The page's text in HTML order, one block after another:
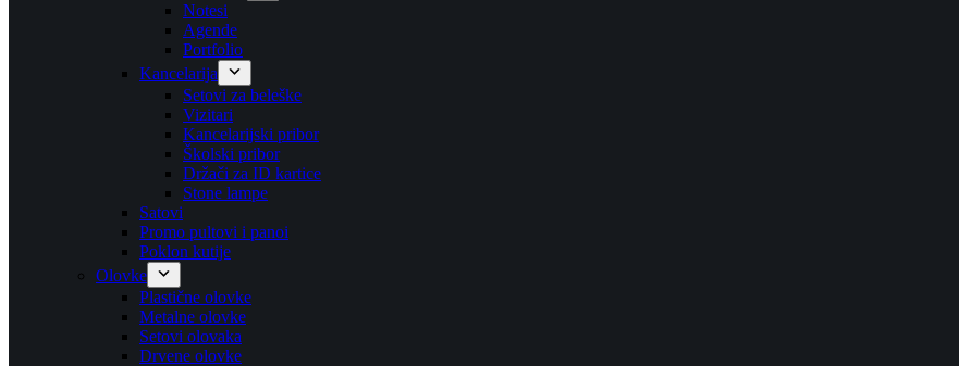
Notesi
Agende
Portfolio
Kancelarija
Setovi za beleške
Vizitari
Kancelarijski pribor
Školski pribor
Držači za ID kartice
Stone lampe
Satovi
Promo pultovi i panoi
Poklon kutije
Olovke
Plastične olovke
Metalne olovke
Setovi olovaka
Drvene olovke